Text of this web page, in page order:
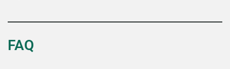
FAQ